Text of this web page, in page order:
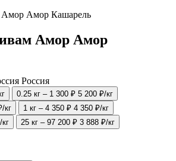
Амор Амор
Россия
0.25 кг – 1 300 ₽ 5 200 ₽/кг
кг 1 кг – 4 350 ₽ 4 350 ₽/кг
25 кг – 97 200 ₽ 3 888 ₽/кг